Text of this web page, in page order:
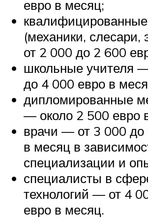
евро в месяц;
(механики, слесари,
от 2 000 до 2 600
школьные учителя
до 4 000 евро в
дипломированные
— около 2 500 евро
врачи — от 3 000 до
в месяц в
специализации и
специалисты в
технологий — от 4
евро в месяц.